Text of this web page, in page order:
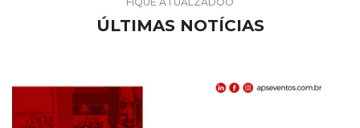
ÚLTIMAS NOTÍCIAS